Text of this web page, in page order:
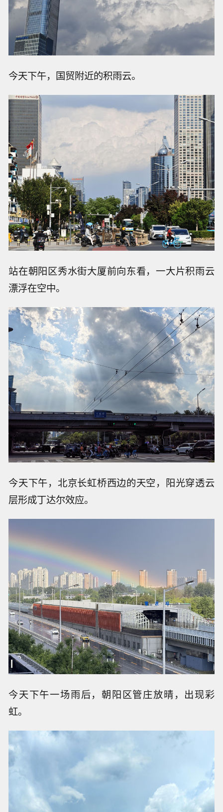
今天下午，国贸附近的积雨云。
站在朝阳区秀水街大厦前向东看，一大片积雨云
漂浮在空中。
今天下午，北京长虹桥西边的天空，阳光穿透云
层形成丁达尔效应。
今天下午一场雨后，朝阳区管庄放晴，出现彩
虹。